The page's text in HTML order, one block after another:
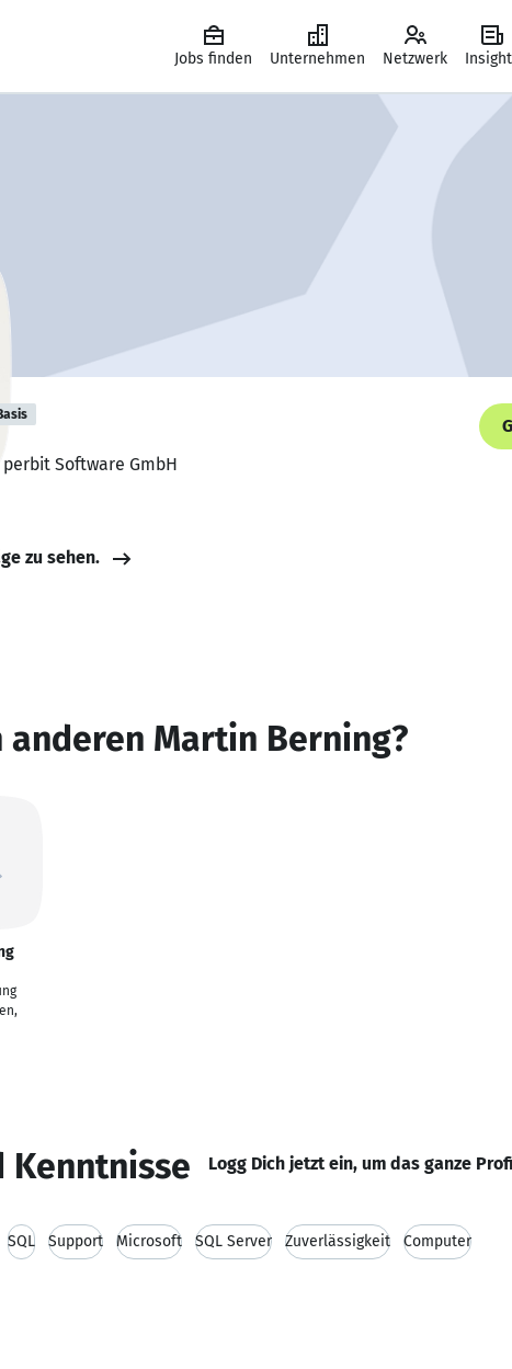
Jobs finden Unternehmen Netzwerk
Software GmbH
zu sehen.
anderen Martin Berning?
Kenntnisse Logg Dich jetzt ein, um das ganze
SQL Support Microsoft SQL Server Zuverlässigkeit Computer